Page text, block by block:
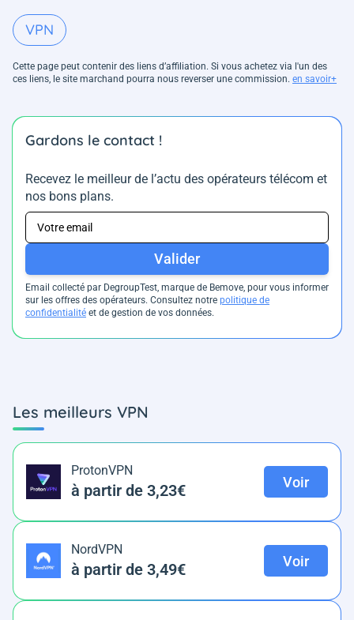
VPN
Cette page peut contenir des liens d’affiliation. Si vous achetez via l'un des
ces liens, le site marchand pourra nous reverser une commission. en savoir+
Gardons le contact !
Recevez le meilleur de l’actu des opérateurs télécom et
nos bons plans.
Valider
Email collecté par DegroupTest, marque de Bemove, pour vous informer
sur les offres des opérateurs. Consultez notre politique de
confidentialité et de gestion de vos données.
Les meilleurs VPN
ProtonVPN
à partir de 3,23€ Voir
NordVPN
à partir de 3,49€ Voir